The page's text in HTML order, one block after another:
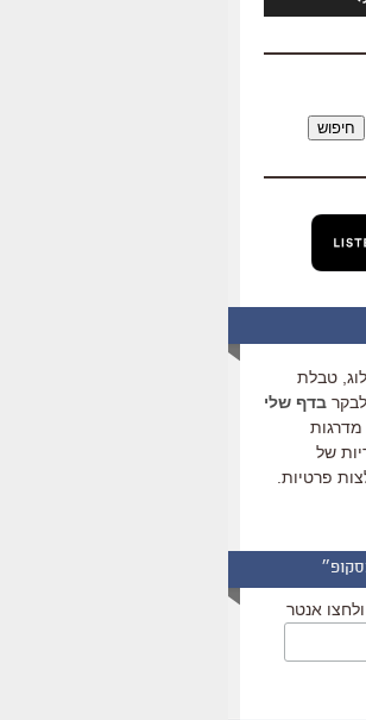
כדי
שמע.
חיפוש
טבלת
בדף שלי
של
פרטיות.
אנטר